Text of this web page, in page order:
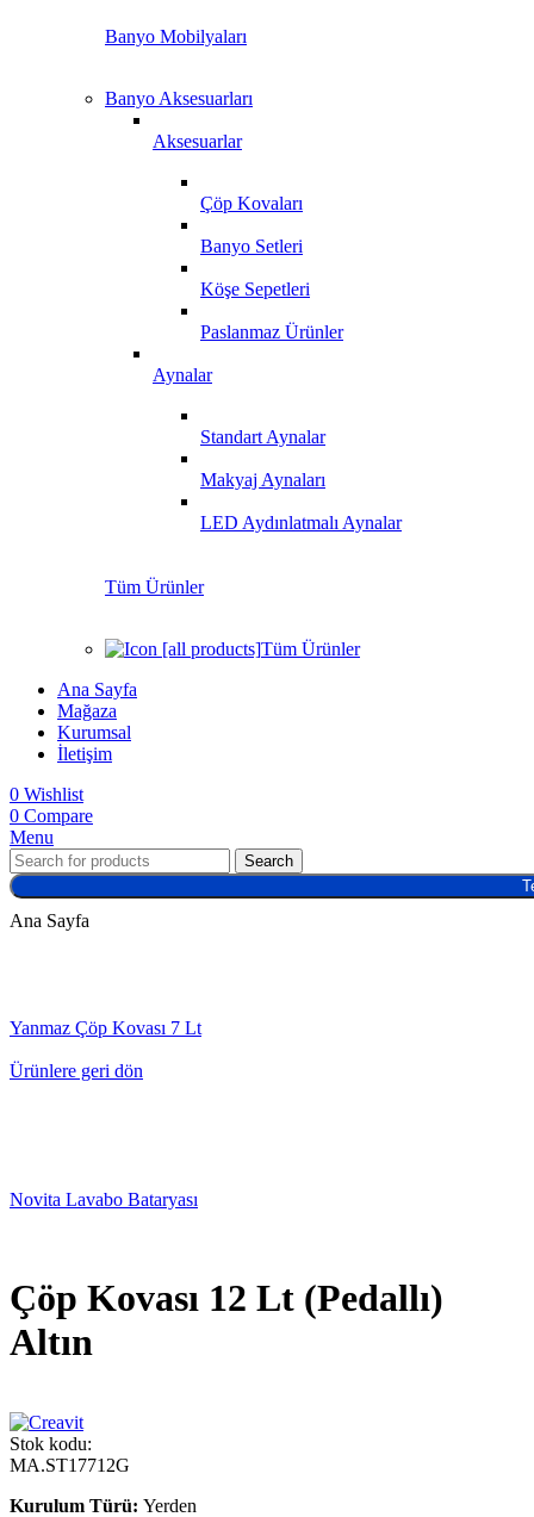
Banyo Mobilyaları
Banyo Aksesuarları
Aksesuarlar
Çöp Kovaları
Banyo Setleri
Köşe Sepetleri
Paslanmaz Ürünler
Aynalar
Standart Aynalar
Makyaj Aynaları
LED Aydınlatmalı Aynalar
Tüm Ürünler
Tüm Ürünler
Ana Sayfa
Mağaza
Kurumsal
İletişim
0 Wishlist
0 Compare
Menu
Search
Ana Sayfa
Yanmaz Çöp Kovası 7 Lt
Ürünlere geri dön
Novita Lavabo Bataryası
Çöp Kovası 12 Lt (Pedallı)
Altın
Stok kodu:
MA.ST17712G
Kurulum Türü: Yerden